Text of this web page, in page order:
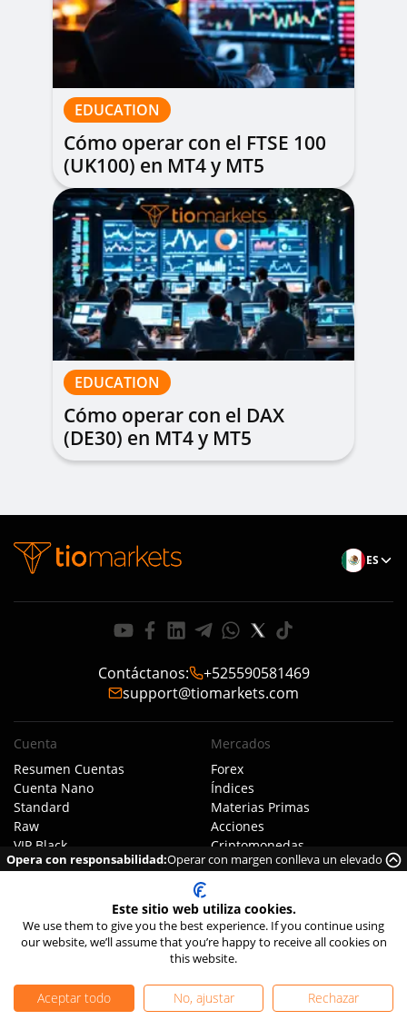
EDUCATION
Cómo operar con el FTSE 100
(UK100) en MT4 y MT5
EDUCATION
Cómo operar con el DAX
(DE30) en MT4 y MT5
ES
Contáctanos:
+525590581469
support@tiomarkets.com
Cuenta
Resumen Cuentas
Cuenta Nano
Standard
Raw
VIP Black
Copy Trading
Demo
Inversión
Mercados
Forex
Índices
Materias Primas
Acciones
Criptomonedas
Futuros
Mobile App
Resumen Comisiones
Opera con responsabilidad:Operar con margen conlleva un elevado
riesgo de perder dinero rápidamente debido al apalancamiento.
Este sitio web utiliza cookies.
We use them to give you the best experience. If you continue using
our website, we’ll assume that you’re happy to receive all cookies on
this website.
Aceptar todo No, ajustar Rechazar